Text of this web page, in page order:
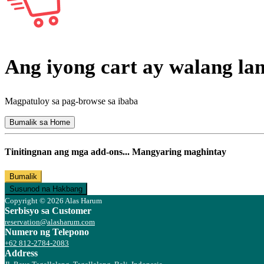
Ang iyong cart ay walang
Magpatuloy sa pag-browse sa ibaba
Bumalik sa Home
Tinitingnan ang mga add-ons... Mangyaring maghintay
Bumalik
Susunod na Hakbang
Copyright © 2026 Alas Harum
Serbisyo sa Customer
reservation@alasharum.com
Numero ng Telepono
+62 812-2784-2083
Address